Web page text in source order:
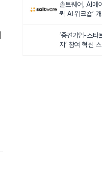
솔트웨어, AI에
퀵 AI 워크숍’
‘중견기업-스타
지’ 참여 혁신